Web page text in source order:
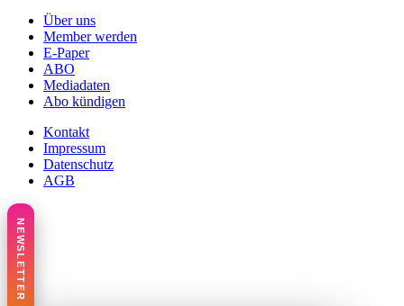
Über uns
Member werden
E-Paper
ABO
Mediadaten
Abo kündigen
Kontakt
Impressum
Datenschutz
AGB